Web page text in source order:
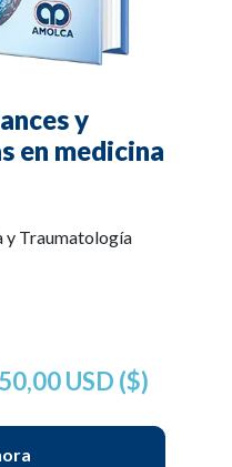
y
en medicina
y Traumatología
USD ($)